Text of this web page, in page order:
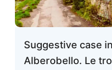
Suggestive case
Alberobello. Le